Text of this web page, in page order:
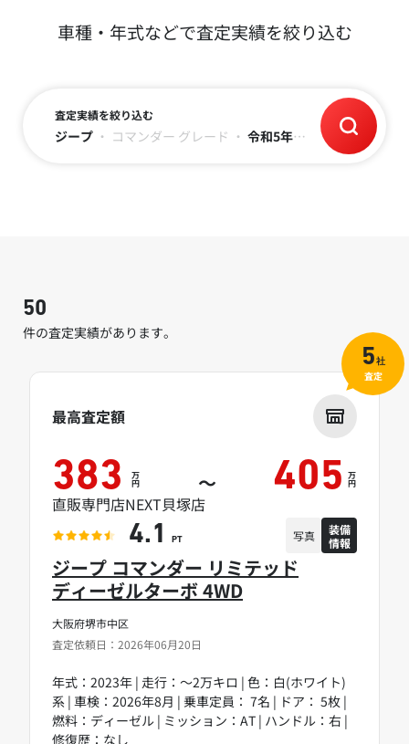
車種・年式などで査定実績を絞り込む
査定実績を絞り込む
ジープ ・ コマンダー グレード ・ 令和5年(2023) ・～2万キロ
50
件の査定実績があります。
大阪府堺市中区
査定依頼日：2026年06月20日
ジープ コマンダー リミテッド
ディーゼルターボ 4WD
年式：2023年 | 走行：～2万キロ | 色：白(ホワイト)
系 | 車検：2026年8月 | 乗車定員： 7名 | ドア： 5枚 |
燃料：ディーゼル | ミッション：AT | ハンドル：右 |
修復歴：なし
最高査定額
383 万
円 ～ 405 万
円
直販専門店NEXT貝塚店
4.1 PT 写真
装備
情報
5社
査定